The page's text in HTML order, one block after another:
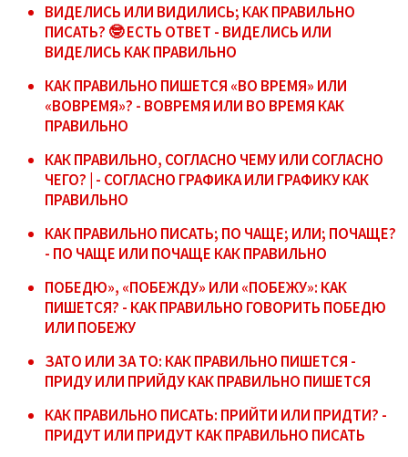
ВИДЕЛИСЬ ИЛИ ВИДИЛИСЬ; КАК ПРАВИЛЬНО
ПИСАТЬ? 🤓 ЕСТЬ ОТВЕТ - ВИДЕЛИСЬ ИЛИ
ВИДЕЛИСЬ КАК ПРАВИЛЬНО
КАК ПРАВИЛЬНО ПИШЕТСЯ «ВО ВРЕМЯ» ИЛИ
«ВОВРЕМЯ»? - ВОВРЕМЯ ИЛИ ВО ВРЕМЯ КАК
ПРАВИЛЬНО
КАК ПРАВИЛЬНО, СОГЛАСНО ЧЕМУ ИЛИ СОГЛАСНО
ЧЕГО? | - СОГЛАСНО ГРАФИКА ИЛИ ГРАФИКУ КАК
ПРАВИЛЬНО
КАК ПРАВИЛЬНО ПИСАТЬ; ПО ЧАЩЕ; ИЛИ; ПОЧАЩЕ?
- ПО ЧАЩЕ ИЛИ ПОЧАЩЕ КАК ПРАВИЛЬНО
ПОБЕДЮ», «ПОБЕЖДУ» ИЛИ «ПОБЕЖУ»: КАК
ПИШЕТСЯ? - КАК ПРАВИЛЬНО ГОВОРИТЬ ПОБЕДЮ
ИЛИ ПОБЕЖУ
ЗАТО ИЛИ ЗА ТО: КАК ПРАВИЛЬНО ПИШЕТСЯ -
ПРИДУ ИЛИ ПРИЙДУ КАК ПРАВИЛЬНО ПИШЕТСЯ
КАК ПРАВИЛЬНО ПИСАТЬ: ПРИЙТИ ИЛИ ПРИДТИ? -
ПРИДУТ ИЛИ ПРИДУТ КАК ПРАВИЛЬНО ПИСАТЬ